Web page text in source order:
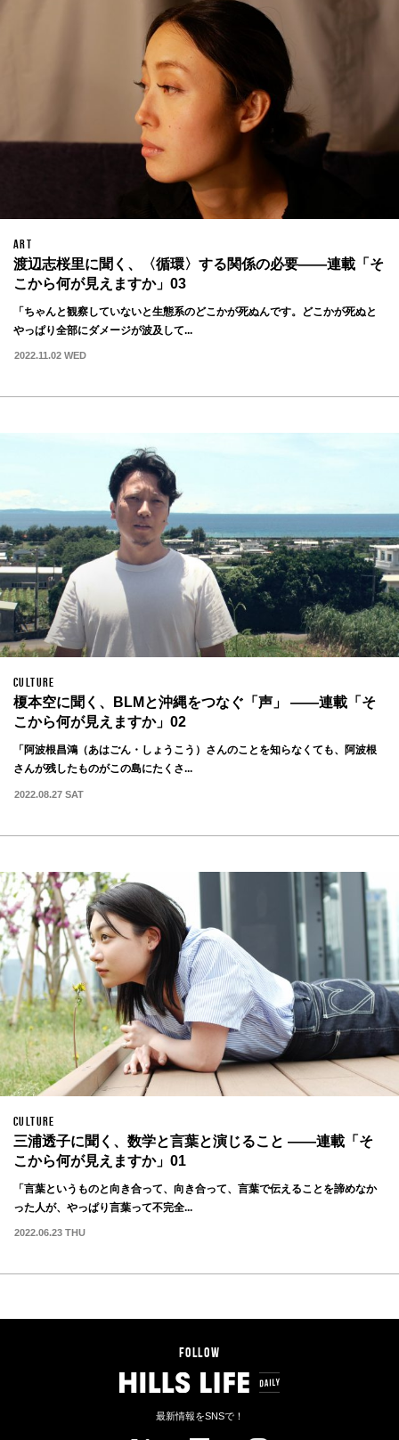
ART
渡辺志桜里に聞く、〈循環〉する関係の必要——連載「そ
こから何が見えますか」03
「ちゃんと観察していないと生態系のどこかが死ぬんです。どこかが死ぬと
やっぱり全部にダメージが波及して...
2022.11.02 WED
CULTURE
榎本空に聞く、BLMと沖縄をつなぐ「声」 ——連載「そ
こから何が見えますか」02
「阿波根昌鴻（あはごん・しょうこう）さんのことを知らなくても、阿波根
さんが残したものがこの島にたくさ...
2022.08.27 SAT
CULTURE
三浦透子に聞く、数学と言葉と演じること ——連載「そ
こから何が見えますか」01
「言葉というものと向き合って、向き合って、言葉で伝えることを諦めなか
った人が、やっぱり言葉って不完全...
2022.06.23 THU
FOLLOW
最新情報をSNSで！